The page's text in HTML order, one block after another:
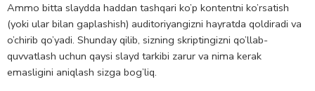
Ammo bitta slaydda haddan tashqari ko’p kontentni ko’rsatish
(yoki ular bilan gaplashish) auditoriyangizni hayratda qoldiradi va
o’chirib qo’yadi. Shunday qilib, sizning skriptingizni qo’llab-
quvvatlash uchun qaysi slayd tarkibi zarur va nima kerak
emasligini aniqlash sizga bog’liq.